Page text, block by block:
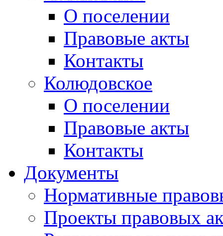
О поселении
Правовые акты
Контакты
Колюдовское
О поселении
Правовые акты
Контакты
Документы
Нормативные
Проекты правовых